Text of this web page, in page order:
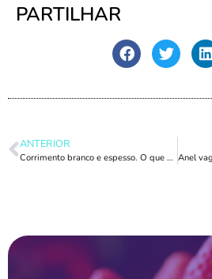
PARTILHAR
ANTERIOR
Corrimento branco e espesso. O que significa? Nós explicamos.